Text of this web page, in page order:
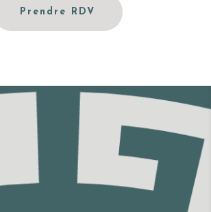
Prendre RDV